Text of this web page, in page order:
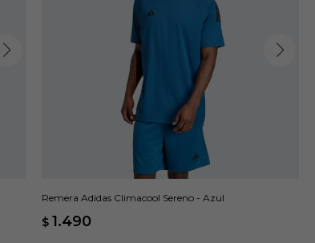
Remera Adidas Climacool Sereno - Azul
$ 1.490